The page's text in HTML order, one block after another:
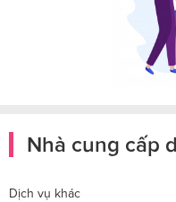
Nhà cung cấp
Dịch vụ khác